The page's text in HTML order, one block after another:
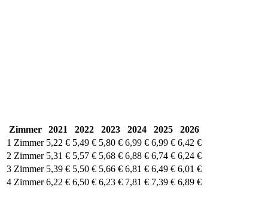
Zimmer 2021 2022 2023 2024 2025
2026
1 Zimmer 5,22 € 5,49 € 5,80 € 6,99 € 6,99 € 6,42 €
2 Zimmer 5,31 € 5,57 € 5,68 € 6,88 € 6,74 € 6,24 €
3 Zimmer 5,39 € 5,50 € 5,66 € 6,81 € 6,49 € 6,01 €
4 Zimmer 6,22 € 6,50 € 6,23 € 7,81 € 7,39 € 6,89 €